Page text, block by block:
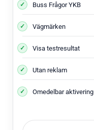
Buss Frågor YKB
Vägmärken
Visa testresultat
Utan reklam
Omedelbar aktivering